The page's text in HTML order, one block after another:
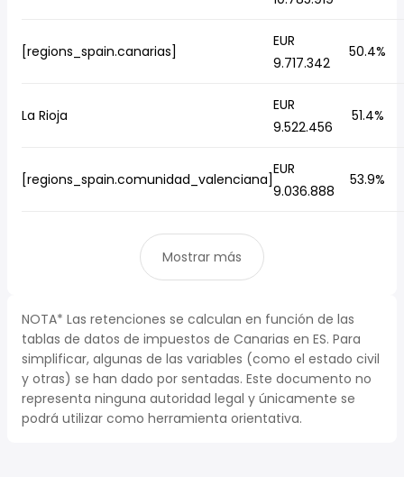
[regions_spain.canarias]
EUR
9.717.342
50.4%
La Rioja
EUR
9.522.456
51.4%
[regions_spain.comunidad_valenciana]
EUR
9.036.888
53.9%
Mostrar más
NOTA* Las retenciones se calculan en función de las
tablas de datos de impuestos de Canarias en ES. Para
simplificar, algunas de las variables (como el estado civil
y otras) se han dado por sentadas. Este documento no
representa ninguna autoridad legal y únicamente se
podrá utilizar como herramienta orientativa.